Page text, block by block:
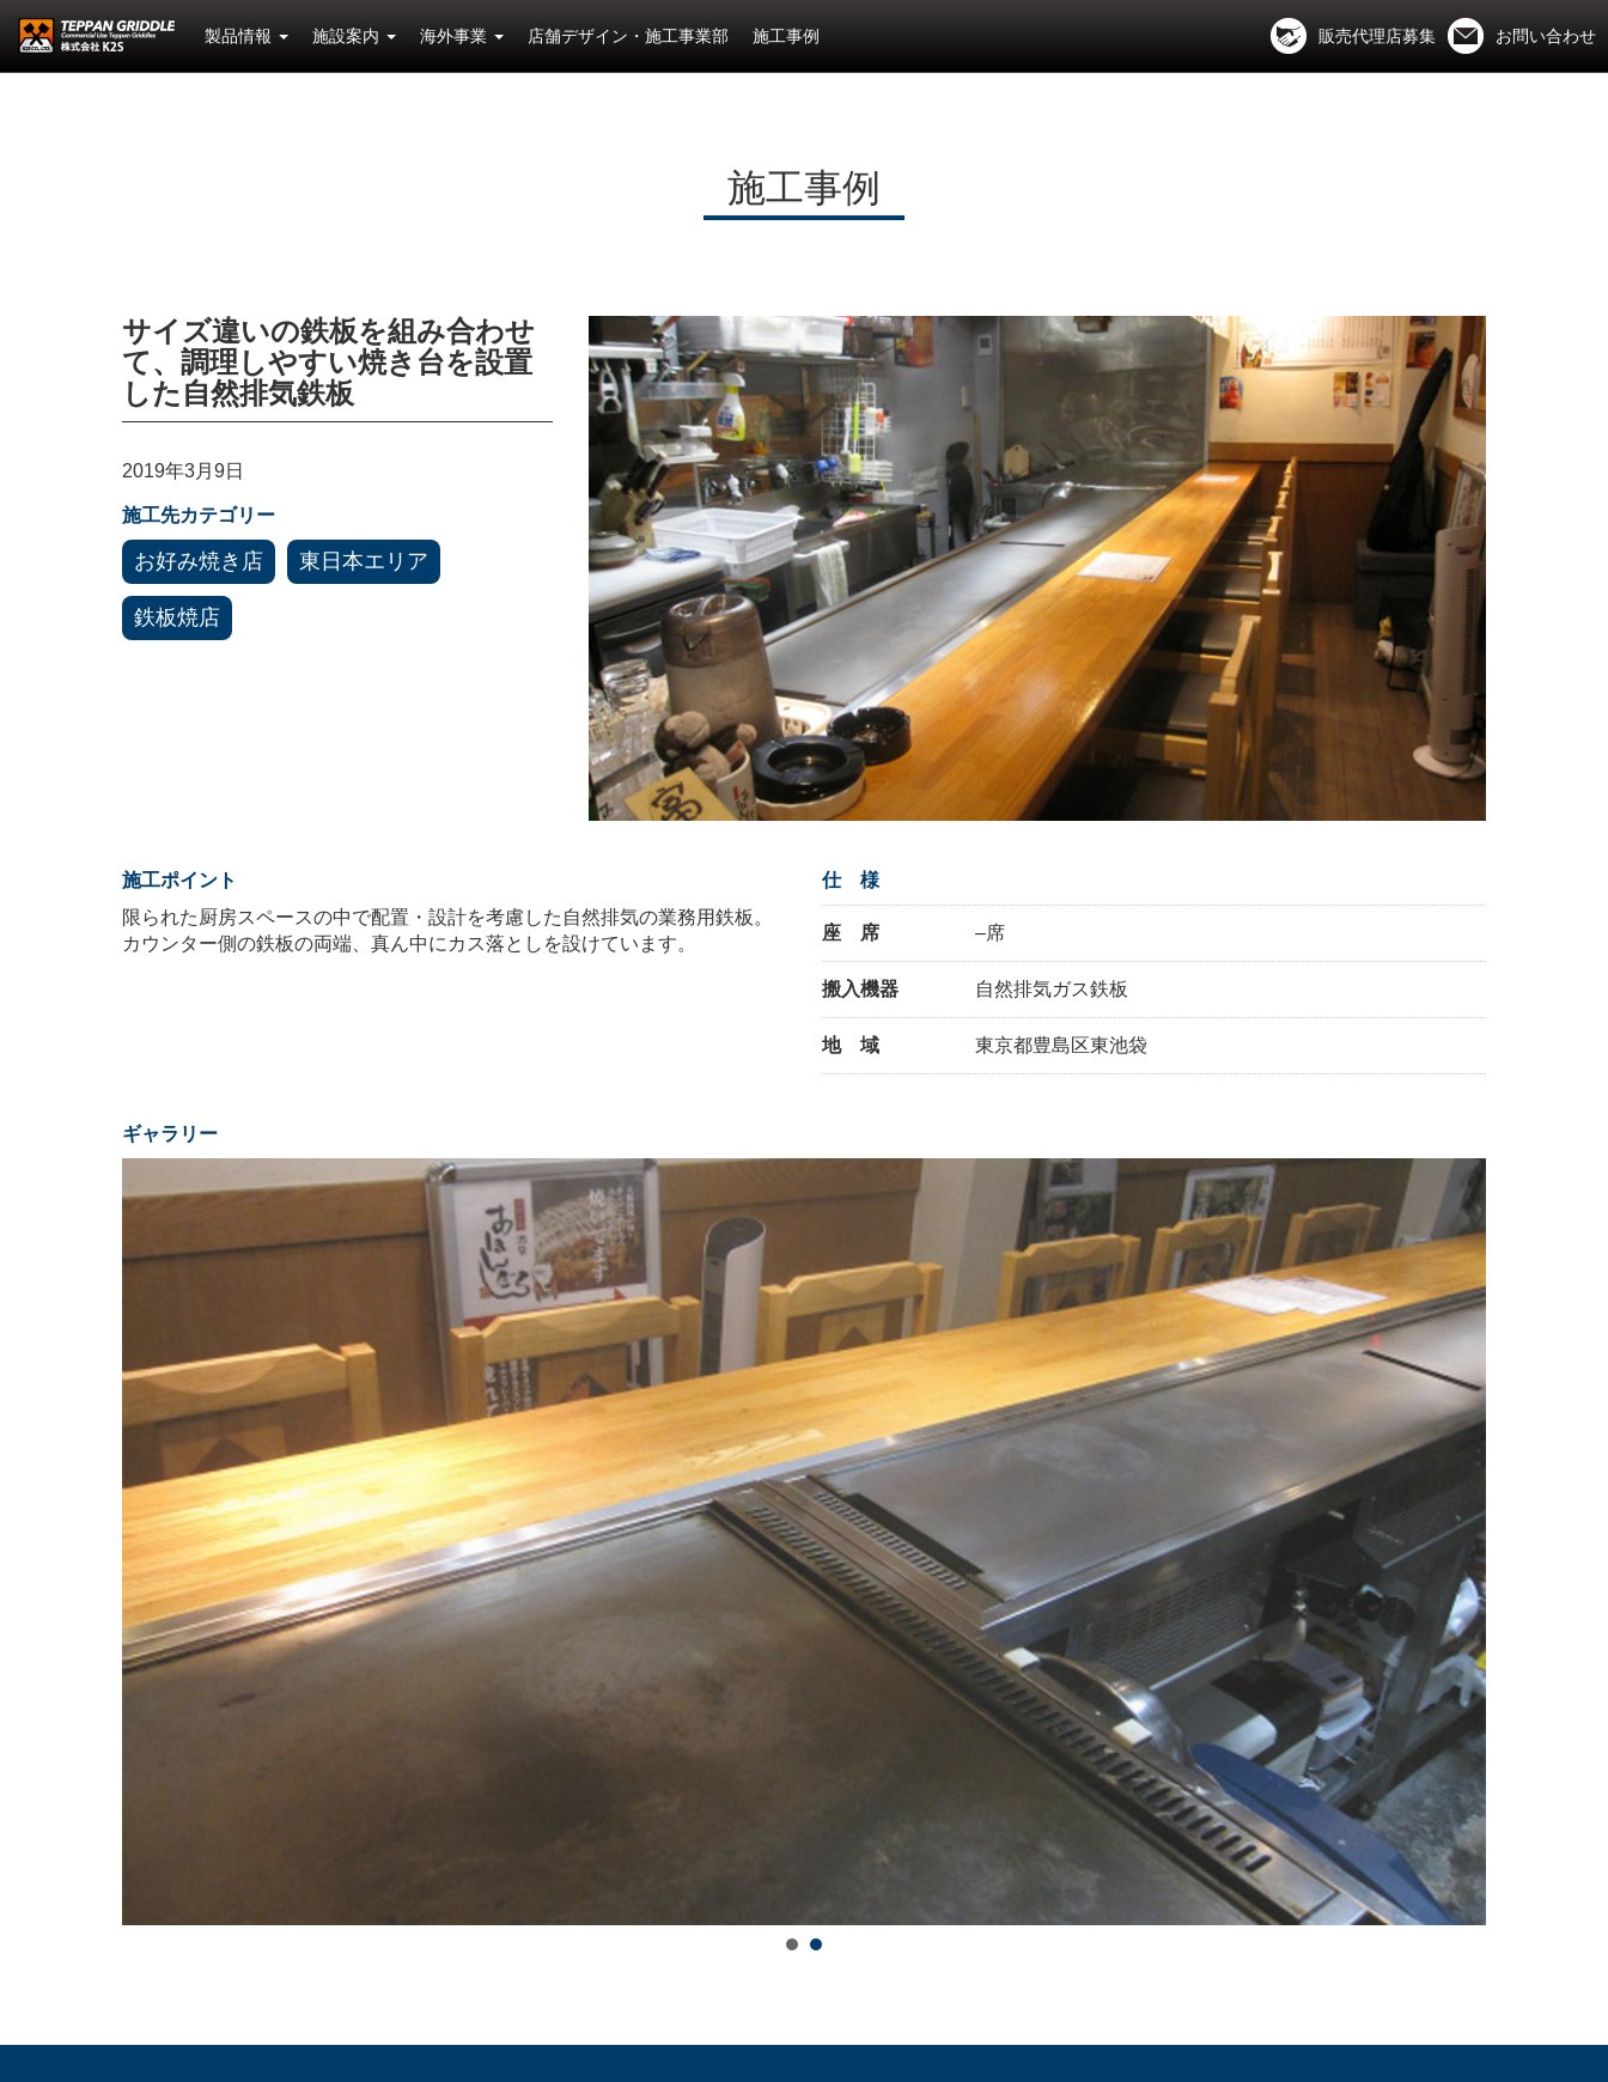
製品情報 施設案内 海外事業 店舗デザイン・施工事業部 施工事例 販売代理店募集 お問い合わせ
施工事例
サイズ違いの鉄板を組み合わせ
て、調理しやすい焼き台を設置
した自然排気鉄板
2019年3月9日
施工先カテゴリー
お好み焼き店 東日本エリア
鉄板焼店
施工ポイント
限られた厨房スペースの中で配置・設計を考慮した自然排気の業務用鉄板。
カウンター側の鉄板の両端、真ん中にカス落としを設けています。
仕 様
座 席 –席
搬入機器 自然排気ガス鉄板
地 域 東京都豊島区東池袋
ギャラリー